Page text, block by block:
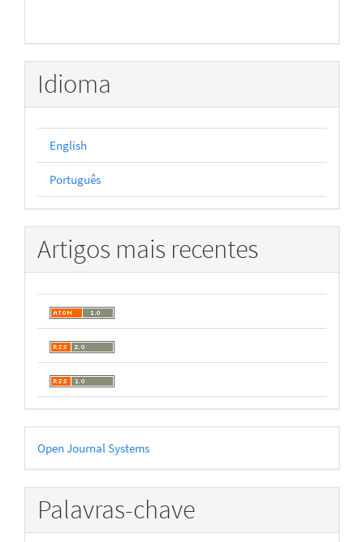
Idioma
English
Português
Artigos mais recentes
Desenvolvido
por
Open Journal Systems
Palavras-chave